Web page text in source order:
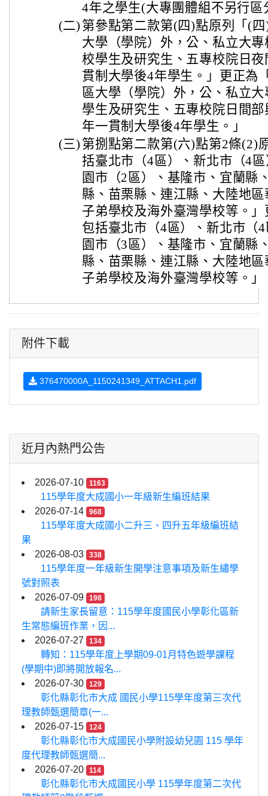
4年之學生(大專團體組不另行
(二) 第參點第二款第(四)點原列「(
大學（學院）外，公、私立大
校學生及研究生、五專校院日
貫制大學後4年學生。」更正為
區大學（學院）外，公、私立
學生及研究生、五專校院日間
年一貫制大學後4年學生。」
(三) 第捌點第二款第(六)點第2條(2)
括臺北市（4區）、新北市（4
園市（2區）、基隆市、宜蘭縣
縣、苗栗縣、連江縣、大陸地
子弟學校及海外臺灣學校等。
包括臺北市（4區）、新北市（
園市（3區）、基隆市、宜蘭縣
縣、苗栗縣、連江縣、大陸地
子弟學校及海外臺灣學校等。」
附件下載
376470000A_1150241349_ATTACH1.pdf
近月內熱門公告
2026-07-10 1163
115學年度大成國小一年級新生編班結果
2026-07-14
968
115學年度大成國小二升三、四升五年級編班結
果
2026-08-03
338
115學年度一年級新生開學注意事項及新生繡學
號對照表
2026-07-09
198
請新生家長留意：115學年度國民小學彰化區新
生常態編班作業，因...
2026-07-27
134
轉知：115學年度上學期09-01月特色遊學課程
(學期中)即將開放報名...
2026-07-30
129
彰化縣彰化市大成 國民小學115學年度第三次代
理教師甄選簡章(一...
2026-07-15
124
彰化縣彰化市大成國民小學附設幼兒園 115 學年
度代理教師甄選簡...
2026-07-20
114
彰化縣彰化市大成國民小學 115學年度第二次代